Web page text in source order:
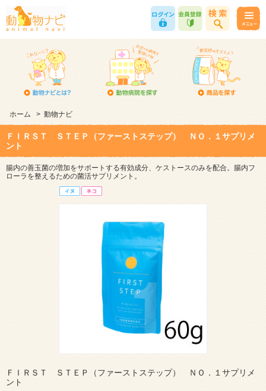
ホーム > 動物ナビ
ＦＩＲＳＴ ＳＴＥＰ（ファーストステップ） ＮＯ．１サプリメ
ント
腸内の善玉菌の増加をサポートする有効成分、ケストースのみを配合。腸内フ
ローラを整えるための菌活サプリメント。
ＦＩＲＳＴ ＳＴＥＰ（ファーストステップ） ＮＯ．１サプリメ
ント